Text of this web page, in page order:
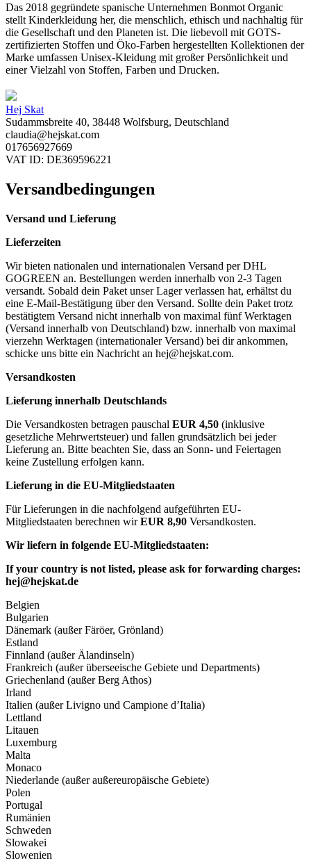
Das 2018 gegründete spanische Unternehmen Bonmot Organic
stellt Kinderkleidung her, die menschlich, ethisch und nachhaltig für
die Gesellschaft und den Planeten ist. Die liebevoll mit GOTS-
zertifizierten Stoffen und Öko-Farben hergestellten Kollektionen der
Marke umfassen Unisex-Kleidung mit großer Persönlichkeit und
einer Vielzahl von Stoffen, Farben und Drucken.
Hej Skat
Sudammsbreite 40, 38448 Wolfsburg, Deutschland
claudia@hejskat.com
017656927669
VAT ID: DE369596221
Versandbedingungen
Versand und Lieferung
Lieferzeiten
Wir bieten nationalen und internationalen Versand per DHL
GOGREEN an. Bestellungen werden innerhalb von 2-3 Tagen
versandt. Sobald dein Paket unser Lager verlassen hat, erhältst du
eine E-Mail-Bestätigung über den Versand. Sollte dein Paket trotz
bestätigtem Versand nicht innerhalb von maximal fünf Werktagen
(Versand innerhalb von Deutschland) bzw. innerhalb von maximal
vierzehn Werktagen (internationaler Versand) bei dir ankommen,
schicke uns bitte ein Nachricht an hej@hejskat.com.
Versandkosten
Lieferung innerhalb Deutschlands
Die Versandkosten betragen pauschal EUR 4,50 (inklusive
gesetzliche Mehrwertsteuer) und fallen grundsätzlich bei jeder
Lieferung an. Bitte beachten Sie, dass an Sonn- und Feiertagen
keine Zustellung erfolgen kann.
Lieferung in die EU-Mitgliedstaaten
Für Lieferungen in die nachfolgend aufgeführten EU-
Mitgliedstaaten berechnen wirEUR 8,90 Versandkosten.
Wir liefern in folgende EU-Mitgliedstaaten:
If your country is not listed, please ask for forwarding charges:
hej@hejskat.de
Belgien
Bulgarien
Dänemark (außer Färöer, Grönland)
Estland
Finnland (außer Älandinseln)
Frankreich (außer überseeische Gebiete und Departments)
Griechenland (außer Berg Athos)
Irland
Italien (außer Livigno und Campione d’Italia)
Lettland
Litauen
Luxemburg
Malta
Monaco
Niederlande (außer außereuropäische Gebiete)
Polen
Portugal
Rumänien
Schweden
Slowakei
Slowenien